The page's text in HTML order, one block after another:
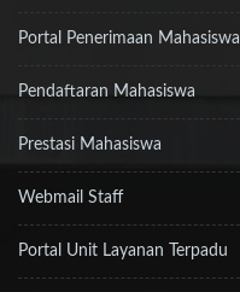
Portal Penerimaan Mahasiswa
Pendaftaran Mahasiswa
Prestasi Mahasiswa
Webmail Staff
Portal Unit Layanan Terpadu